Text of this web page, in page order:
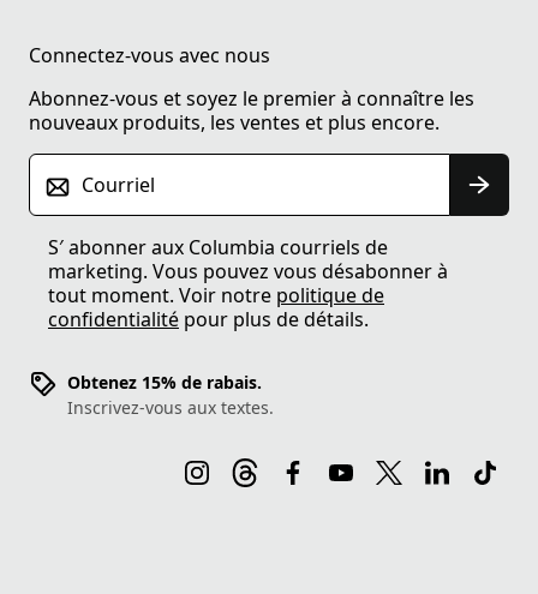
Connectez-vous avec nous
Abonnez-vous et soyez le premier à connaître les
nouveaux produits, les ventes et plus encore.
Courriel
S′ abonner aux Columbia courriels de
marketing. Vous pouvez vous désabonner à
tout moment. Voir notre politique de
confidentialité pour plus de détails.
Obtenez 15% de rabais.
Inscrivez-vous aux textes.